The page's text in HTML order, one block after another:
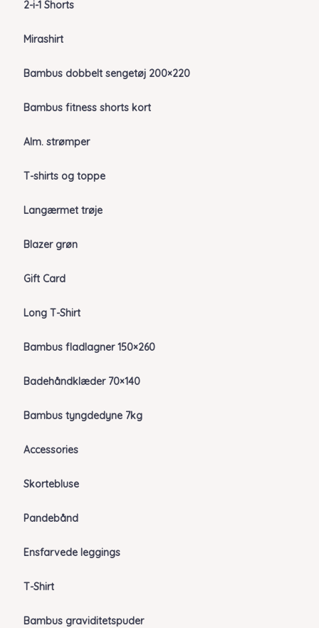
2-i-1 Shorts
Mirashirt
Bambus dobbelt sengetøj 200×220
Bambus fitness shorts kort
Alm. strømper
T-shirts og toppe
Langærmet trøje
Blazer grøn
Gift Card
Long T-Shirt
Bambus fladlagner 150×260
Badehåndklæder 70×140
Bambus tyngdedyne 7kg
Accessories
Skortebluse
Pandebånd
Ensfarvede leggings
T-Shirt
Bambus graviditetspuder